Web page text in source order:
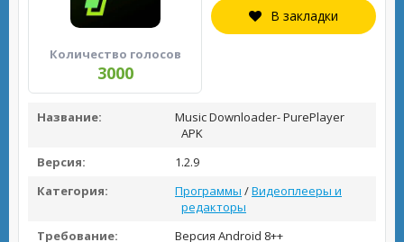
Количество голосов
3000
В закладки
Название:
Music Downloader- PurePlayer
APK
Версия:
1.2.9
Категория:
Программы /Видеоплееры и
редакторы
Требование:
Версия Android 8++